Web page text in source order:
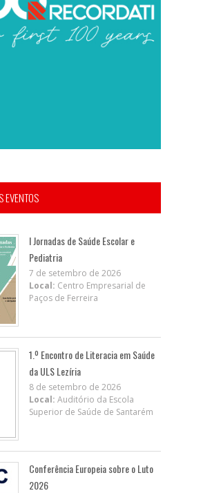
EVENTOS
I Jornadas de Saúde Escolar e
Pediatria
7 de setembro de 2026
Local: Centro Empresarial de
Paços de Ferreira
1.º Encontro de Literacia em Saúde
da ULS Lezíria
8 de setembro de 2026
Local: Auditório da Escola
Superior de Saúde de Santarém
Conferência Europeia sobre o Luto
2026